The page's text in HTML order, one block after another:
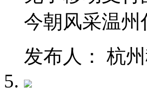
今朝风采温州
发布人： 杭